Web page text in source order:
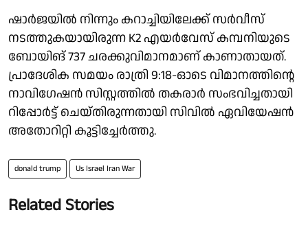
ഷാര്‍ജയില്‍ നിന്നും കറാച്ചിയിലേക്ക് സര്‍വീസ്
നടത്തുകയായിരുന്ന K2 എയര്‍വേസ് കമ്പനിയുടെ
ബോയിങ് 737 ചരക്കുവിമാനമാണ് കാണാതായത്.
പ്രാദേശിക സമയം രാത്രി 9:18-ഓടെ വിമാനത്തിന്റെ
നാവിഗേഷന്‍ സിസ്റ്റത്തില്‍ തകരാര്‍ സംഭവിച്ചതായി
റിപ്പോര്‍ട്ട് ചെയ്തിരുന്നതായി സിവില്‍ ഏവിയേഷന്‍
അതോറിറ്റി കൂട്ടിച്ചേര്‍ത്തു.
donald trump Us Israel Iran War
Related Stories